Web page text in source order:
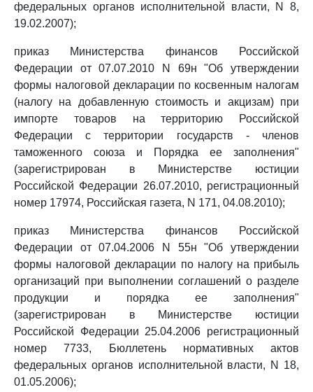
федеральных органов исполнительной власти, N 8,
19.02.2007);
приказ Министерства финансов Российской
Федерации от 07.07.2010 N 69н "Об утверждении
формы налоговой декларации по косвенным налогам
(налогу на добавленную стоимость и акцизам) при
импорте товаров на территорию Российской
Федерации с территории государств - членов
таможенного союза и Порядка ее заполнения"
(зарегистрирован в Министерстве юстиции
Российской Федерации 26.07.2010, регистрационный
номер 17974, Российская газета, N 171, 04.08.2010);
приказ Министерства финансов Российской
Федерации от 07.04.2006 N 55н "Об утверждении
формы налоговой декларации по налогу на прибыль
организаций при выполнении соглашений о разделе
продукции и порядка ее заполнения"
(зарегистрирован в Министерстве юстиции
Российской Федерации 25.04.2006 регистрационный
номер 7733, Бюллетень нормативных актов
федеральных органов исполнительной власти, N 18,
01.05.2006);